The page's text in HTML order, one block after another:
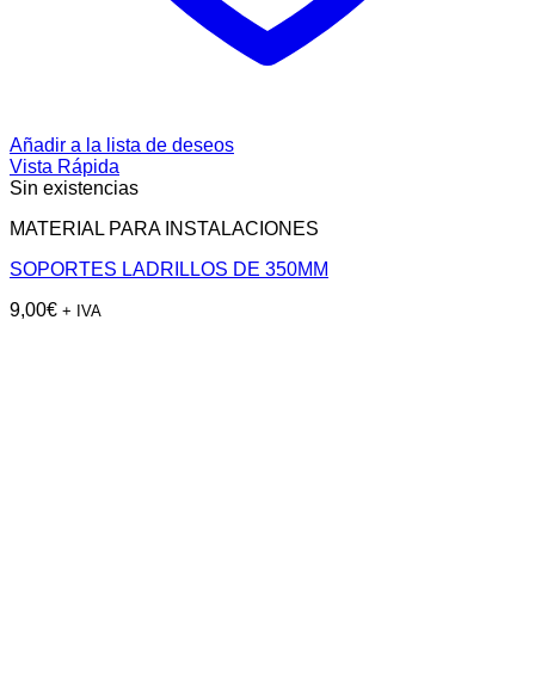
Añadir a la lista de deseos
Vista Rápida
Sin existencias
MATERIAL PARA INSTALACIONES
SOPORTES LADRILLOS DE 350MM
9,00€ + IVA